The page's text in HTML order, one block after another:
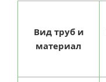
Вид труб и
материал